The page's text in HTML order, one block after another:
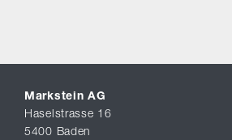
Markstein AG
Haselstrasse 16
5400 Baden